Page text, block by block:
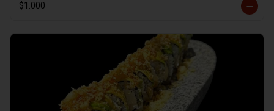
$1.000